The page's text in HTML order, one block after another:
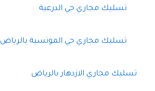
تسليك مجاري حي الدرعية
تسليك مجاري حي المونسية بالرياض
تسليك مجاري الازدهار بالرياض